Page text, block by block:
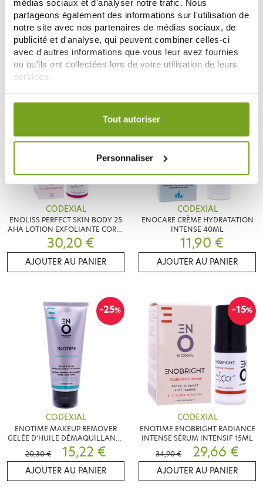
médias sociaux et d'analyser notre trafic. Nous
partageons également des informations sur l'utilisation de
notre site avec nos partenaires de médias sociaux, de
publicité et d'analyse, qui peuvent combiner celles-ci
avec d'autres informations que vous leur avez fournies
ou qu'ils ont collectées lors de votre utilisation de leurs
services.
Votre choix de consentement est conservé pendant une
Tout autoriser
Personnaliser
ENOLISS PERFECT SKIN EAU
MICELLAIRE 200ML
13,50 €
ME PRÉVENIR
ENOLISS PERFECT SKIN FOAMER
MOUSSE DERMO NETTOYANTE
150ML
16,20 €
AJOUTER AU PANIER
CODEXIAL
ENOLISS PERFECT SKIN BODY 25
AHA LOTION EXFOLIANTE CORPS
100ML
30,20 €
AJOUTER AU PANIER
CODEXIAL
ENOCARE CRÈME HYDRATATION
INTENSE 40ML
11,90 €
AJOUTER AU PANIER
-25%
CODEXIAL
ENOTIME MAKEUP REMOVER
GELÉE D'HUILE DÉMAQUILLANTE
ET NETTOYANTE 100ML
20,30 € 15,22 €
AJOUTER AU PANIER
-15%
CODEXIAL
ENOTIME ENOBRIGHT RADIANCE
INTENSE SÉRUM INTENSIF 15ML
34,90 €
29,66 €
AJOUTER AU PANIER